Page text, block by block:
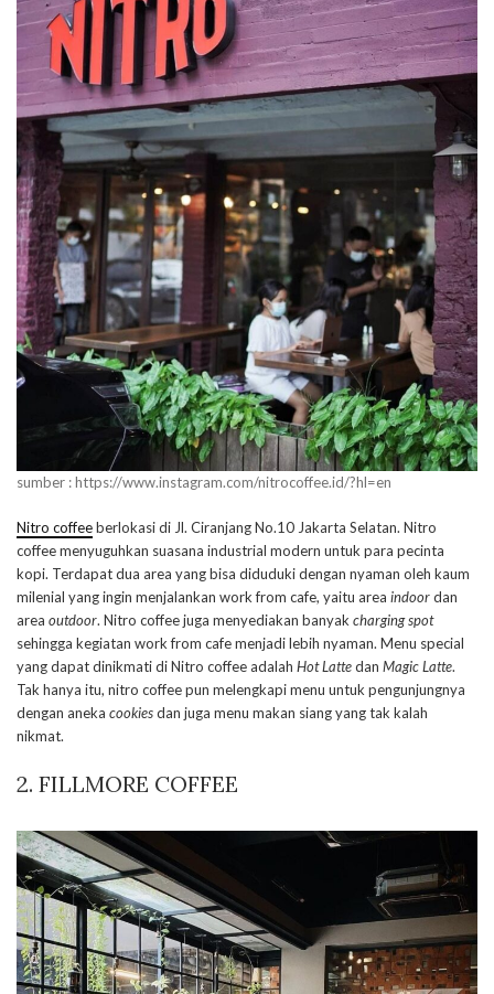
sumber : https://www.instagram.com/nitrocoffee.id/?hl=en
Nitro coffeeberlokasi di Jl. Ciranjang No.10 Jakarta Selatan. Nitro
coffee menyuguhkan suasana industrial modern untuk para pecinta
kopi. Terdapat dua area yang bisa diduduki dengan nyaman oleh kaum
milenial yang ingin menjalankan work from cafe, yaitu area indoordan
area outdoor. Nitro coffee juga menyediakan banyak charging spot
sehingga kegiatan work from cafe menjadi lebih nyaman. Menu special
yang dapat dinikmati di Nitro coffee adalah Hot Lattedan Magic Latte.
Tak hanya itu, nitro coffee pun melengkapi menu untuk pengunjungnya
dengan aneka cookiesdan juga menu makan siang yang tak kalah
nikmat.
2. FILLMORE COFFEE